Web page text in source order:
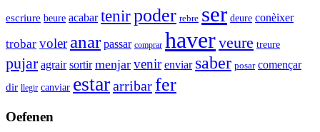
escriure beure acabar tenirpoder rebre ser deure conèixer
trobar voler anar passar comprar haverveure treure
pujar agrair sortir menjar venir enviar saber posar començar
dir llegir canviar estararribarfer
Oefenen